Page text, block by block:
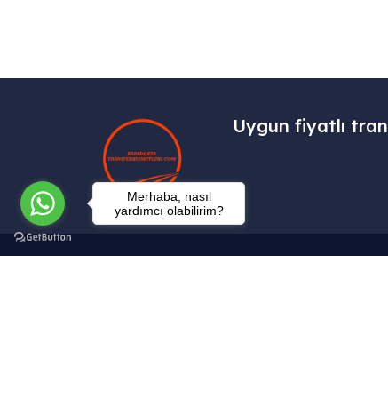
Uygun fiyatlı
Merhaba, nasıl
yardımcı olabilirim?